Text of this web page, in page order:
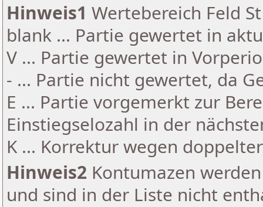
Hinweis1 Wertebereich Feld
blank ... Partie gewertet in
V ... Partie gewertet in
- ... Partie nicht gewertet, da
E ... Partie vorgemerkt zur
Einstiegselozahl in der
K ... Korrektur wegen
Hinweis2 Kontumazen
und sind in der Liste nicht